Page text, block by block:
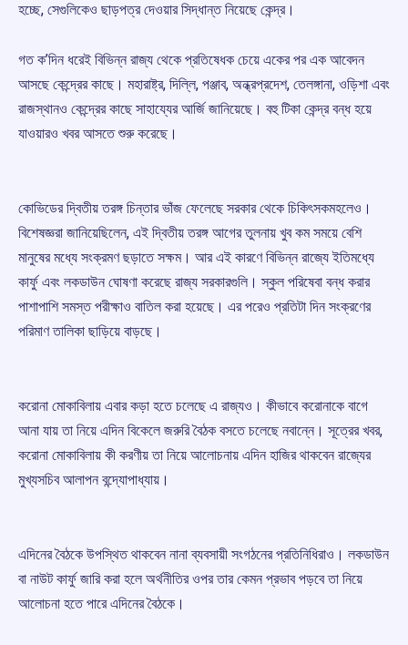
হচ্ছে, সেগুলিকেও ছাড়পত্র দেওয়ার সিদ্ধান্ত নিয়েছে কেন্দ্র।
গত ক’দিন ধরেই বিভিন্ন রাজ্য থেকে প্রতিষেধক চেয়ে একের পর এক আবেদন
আসছে কেন্দ্রের কাছে। মহারাষ্ট্র, দিল্লি, পঞ্জাব, অন্ধ্রপ্রদেশ, তেলঙ্গানা, ওড়িশা এবং
রাজস্থানও কেন্দ্রের কাছে সাহায্যের আর্জি জানিয়েছে। বহু টিকা কেন্দ্র বন্ধ হয়ে
যাওয়ারও খবর আসতে শুরু করেছে।
কোভিডের দ্বিতীয় তরঙ্গ চিন্তার ভাঁজ ফেলেছে সরকার থেকে চিকিৎসকমহলেও।
বিশেষজ্ঞরা জানিয়েছিলেন, এই দ্বিতীয় তরঙ্গ আগের তুলনায় খুব কম সময়ে বেশি
মানুষের মধ্যে সংক্রমণ ছড়াতে সক্ষম। আর এই কারণে বিভিন্ন রাজ্যে ইতিমধ্যে
কার্ফু এবং লকডাউন ঘোষণা করেছে রাজ্য সরকারগুলি। স্কুল পরিষেবা বন্ধ করার
পাশাপাশি সমস্ত পরীক্ষাও বাতিল করা হয়েছে। এর পরেও প্রতিটা দিন সংক্রণের
পরিমাণ তালিকা ছাড়িয়ে বাড়ছে।
করোনা মোকাবিলায় এবার কড়া হতে চলেছে এ রাজ্যও। কীভাবে করোনাকে বাগে
আনা যায় তা নিয়ে এদিন বিকেলে জরুরি বৈঠক বসতে চলেছে নবান্নে। সূত্রের খবর,
করোনা মোকাবিলায় কী করণীয় তা নিয়ে আলোচনায় এদিন হাজির থাকবেন রাজ্যের
মুখ্যসচিব আলাপন বন্দ্যোপাধ্যায়।
এদিনের বৈঠকে উপস্থিত থাকবেন নানা ব্যবসায়ী সংগঠনের প্রতিনিধিরাও। লকডাউন
বা নাউট কার্ফু জারি করা হলে অর্থনীতির ওপর তার কেমন প্রভাব পড়বে তা নিয়ে
আলোচনা হতে পারে এদিনের বৈঠকে।